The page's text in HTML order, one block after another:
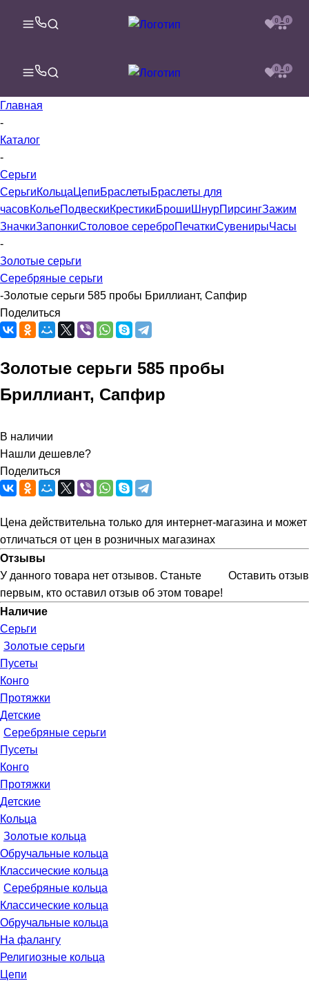
0 0
0 0
Главная
-
Каталог
-
Серьги
СерьгиКольца ЦепиБраслетыБраслеты для
часовКольеПодвескиКрестикиБроши ШнурПирсингЗажим
ЗначкиЗапонкиСтоловое сереброПечаткиСувенирыЧасы
-
Золотые серьги
Серебряные серьги
-Золотые серьги 585 пробы Бриллиант, Сапфир
Поделиться
Золотые серьги 585 пробы
Бриллиант, Сапфир
В наличии
Нашли дешевле?
Поделиться
Цена действительна только для интернет-магазина и может
отличаться от цен в розничных магазинах
Отзывы
Оставить отзыв
У данного товара нет отзывов. Станьте
первым, кто оставил отзыв об этом товаре!
Наличие
Серьги
Золотые серьги
Пусеты
Конго
Протяжки
Детские
Серебряные серьги
Пусеты
Конго
Протяжки
Детские
Кольца
Золотые кольца
Обручальные кольца
Классические кольца
Серебряные кольца
Классические кольца
Обручальные кольца
На фалангу
Религиозные кольца
Цепи